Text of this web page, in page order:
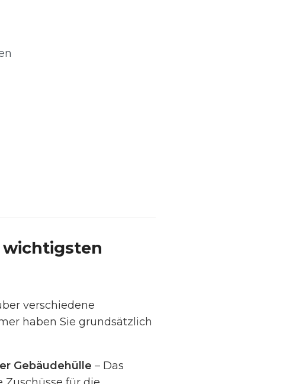
verschiedene
haben Sie grundsätzlich
Gebäudehülle – Das